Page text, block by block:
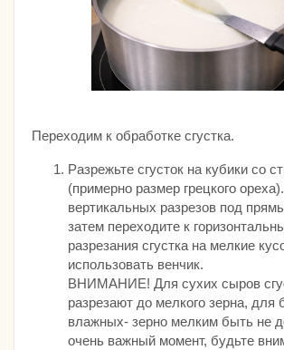
Переходим к обработке сгустка.
Разрежьте сгусток на кубики со
(примерно размер грецкого
вертикальных разрезов под
затем переходите к
разрезания сгустка на мелкие
использовать венчик.
ВНИМАНИЕ! Для сухих сыров
разрезают до мелкого зерна, для
влажных- зерно мелким быть не
очень важный момент, будьте